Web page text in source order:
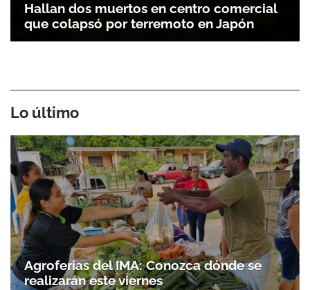
Hallan dos muertos en centro comercial
que colapsó por terremoto en Japón
Lo último
Agroferias del IMA: Conozca dónde se
realizarán este viernes